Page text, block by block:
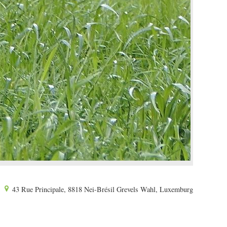
43 Rue Principale, 8818 Nei-Brésil Grevels Wahl, Luxemburg